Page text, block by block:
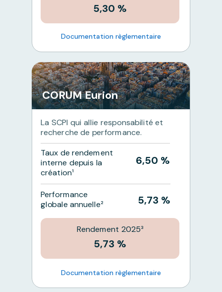
5,30 %
Documentation règlementaire
La SCPI qui allie responsabilité et
recherche de performance.
Taux de rendement
interne depuis la
création¹
6,50 %
5,73 %
Rendement 2025³
5,73 %
Performance
globale annuelle²
Documentation règlementaire
CORUM Eurion